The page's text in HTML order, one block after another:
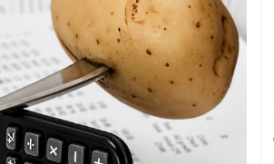
financiera: cómo anticiparte
3 de octubre de 2025